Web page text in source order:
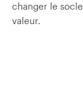
changer le
valeur.